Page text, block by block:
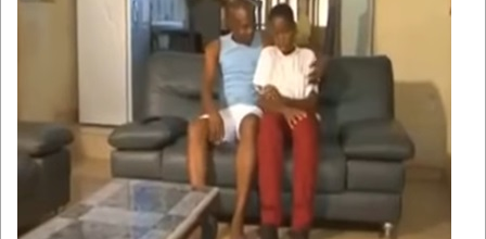
好きにならない」
NEW!
【腹筋崩壊】見た瞬間吹いた画像を貼って
いくスレｗｗｗｗNEW!
【九州名物】鶏刺し食べた医師、全身麻痺
へ…「死んだほうが良かったと思っていた」
NEW!
【黒豆】なんだよこの漫画ｗｗｗ【注意】